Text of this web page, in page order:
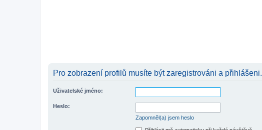
Pro zobrazení profilů musíte být zaregistrováni a přihlášeni.
Uživatelské jméno:
Heslo:
Zapomněl(a) jsem heslo